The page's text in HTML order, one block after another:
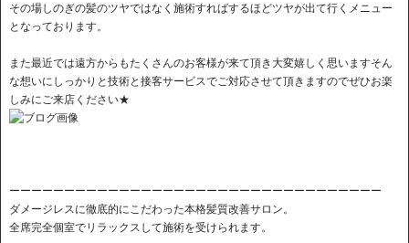
その場しのぎの髪のツヤではなく施術すればするほどツヤが出て行くメニュー
となっております。
また最近では遠方からもたくさんのお客様が来て頂き大変嬉しく思いますそん
な想いにしっかりと技術と接客サービスでご対応させて頂きますのでぜひお楽
しみにご来店ください★
ーーーーーーーーーーーーーーーーーーーーーーーーーーーーーーーーーー
ダメージレスに徹底的にこだわった本格髪質改善サロン。
全席完全個室でリラックスして施術を受けられます。